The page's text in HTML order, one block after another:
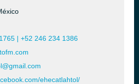
| +52 246 234 1386
ehecatlahtol/